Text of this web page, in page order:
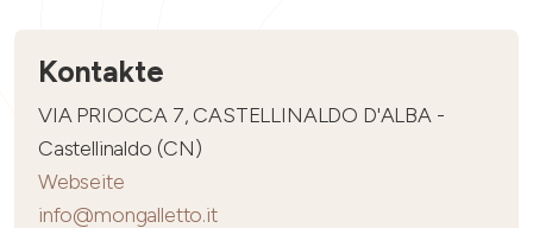
Kontakte
VIA PRIOCCA 7, CASTELLINALDO D'ALBA -
Castellinaldo (CN)
Webseite
info@mongalletto.it